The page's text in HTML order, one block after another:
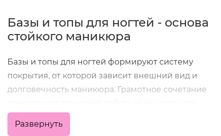
Базы и топы для ногтей - основа
стойкого маникюра
Базы и топы для ногтей формируют систему
покрытия, от которой зависит внешний вид и
долговечность маникюра. Грамотное сочетание
результата и комфортной носки без сколов и
потери блеска.
Развернуть